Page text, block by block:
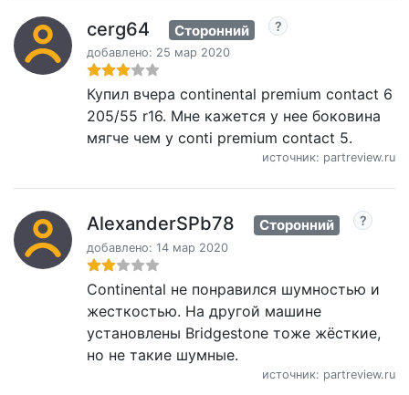
cerg64 Сторонний
добавлено: 25 мар 2020
Купил вчера continental premium contact 6
205/55 r16. Мне кажется у нее боковина
мягче чем у conti premium contact 5.
источник: partreview.ru
AlexanderSPb78 Сторонний
добавлено: 14 мар 2020
Continental не понравился шумностью и
жесткостью. На другой машине
установлены Bridgestone тоже жёсткие,
но не такие шумные.
источник: partreview.ru